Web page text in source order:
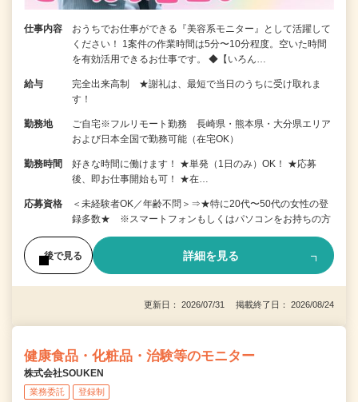
仕事内容
おうちでお仕事ができる『美容系モニター』として活躍して
ください！ 1案件の作業時間は5分〜10分程度。空いた時間
を有効活用できるお仕事です。 ◆【いろん…
給与
完全出来高制 ★謝礼は、最短で当日のうちに受け取れま
す！
勤務地
ご自宅※フルリモート勤務 長崎県・熊本県・大分県エリア
および日本全国で勤務可能（在宅OK）
勤務時間
好きな時間に働けます！ ★単発（1日のみ）OK！ ★応募
後、即お仕事開始も可！ ★在…
応募資格
＜未経験者OK／年齢不問＞⇒★特に20代〜50代の女性の登
録多数★ ※スマートフォンもしくはパソコンをお持ちの方
後で見る 詳細を見る
更新日： 2026/07/31 掲載終了日： 2026/08/24
健康食品・化粧品・治験等のモニター
株式会社SOUKEN
業務委託 登録制